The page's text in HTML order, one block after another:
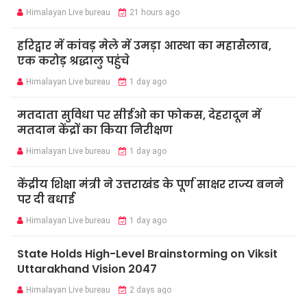
Himalayan Live bureau 21 hours ago
हरिद्वार में कांवड़ मेले में उमड़ा आस्था का महासैलाब,
एक करोड़ श्रद्धालु पहुंचे
Himalayan Live bureau 1 day ago
मतदाता सुविधा पर सीईओ का फोकस, देहरादून में
मतदान केंद्रों का किया निरीक्षण
Himalayan Live bureau 1 day ago
केंद्रीय शिक्षा मंत्री ने उत्तराखंड के पूर्ण साक्षर राज्य बनने
पर दी बधाई
Himalayan Live bureau 1 day ago
State Holds High-Level Brainstorming on Viksit
Uttarakhand Vision 2047
Himalayan Live bureau 2 days ago